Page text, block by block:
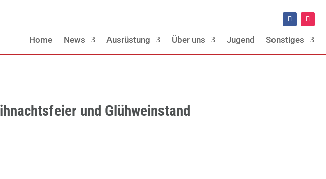
Home News Ausrüstung Über uns Jugend Sonstiges
und Glühweinstand